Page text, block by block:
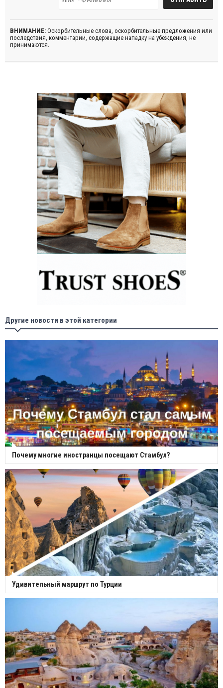
ВНИМАНИЕ: Оскорбительные слова, оскорбительные предложения или
последствия, комментарии, содержащие нападку на убеждения, не
принимаются.
Другие новости в этой категории
Почему многие иностранцы посещают Стамбул?
Удивительный маршрут по Турции